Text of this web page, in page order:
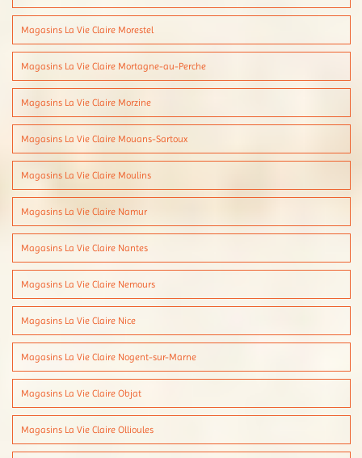
Magasins La Vie Claire Morestel
Magasins La Vie Claire Mortagne-au-Perche
Magasins La Vie Claire Morzine
Magasins La Vie Claire Mouans-Sartoux
Magasins La Vie Claire Moulins
Magasins La Vie Claire Namur
Magasins La Vie Claire Nantes
Magasins La Vie Claire Nemours
Magasins La Vie Claire Nice
Magasins La Vie Claire Nogent-sur-Marne
Magasins La Vie Claire Objat
Magasins La Vie Claire Ollioules